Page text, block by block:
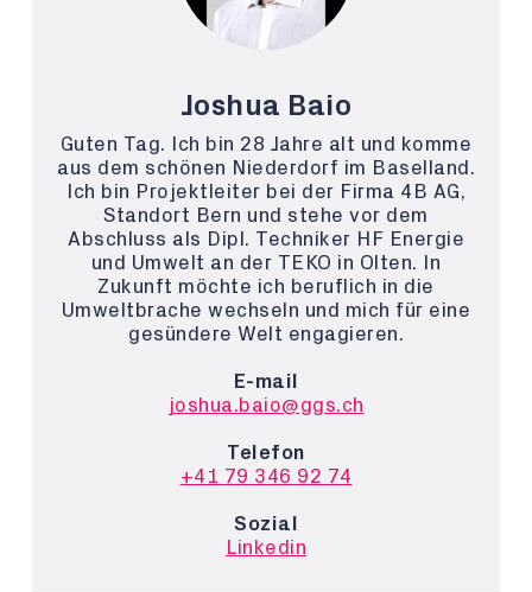
Joshua Baio
Guten Tag. Ich bin 28 Jahre alt und komme
aus dem schönen Niederdorf im Baselland.
Ich bin Projektleiter bei der Firma 4B AG,
Standort Bern und stehe vor dem
Abschluss als Dipl. Techniker HF Energie
und Umwelt an der TEKO in Olten. In
Zukunft möchte ich beruflich in die
Umweltbrache wechseln und mich für eine
gesündere Welt engagieren.
E-mail
joshua.baio@ggs.ch
Telefon
+41 79 346 92 74
Sozial
Linkedin